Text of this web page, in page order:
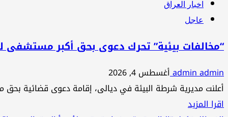
“العملة”
أخطر
حلول
السيولة
استنفار
عسكري
سوري
الحدود..
والعراق
يؤكد:
اخبار العراق
عاجل
“مخالفات بيئية” تحرك دعوى بحق أكبر مستشفى
admin adminأغسطس 4, 2026
أعلنت مديرية شرطة البيئة في ديالى، إقامة دعوى قضائية
اقرا المزيداقرأ